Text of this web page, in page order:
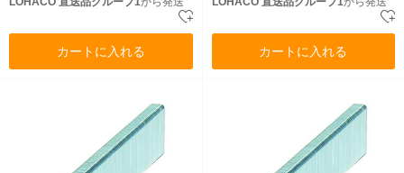
カートに入れる カートに入れる